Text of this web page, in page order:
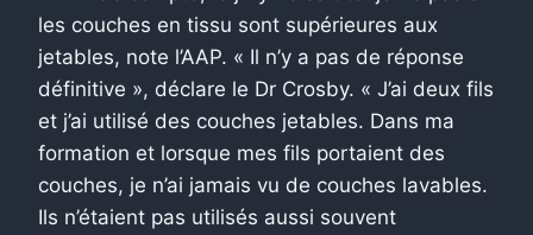
les couches en tissu sont supérieures aux
jetables, note l’AAP. « Il n’y a pas de réponse
définitive », déclare le Dr Crosby. « J’ai deux fils
et j’ai utilisé des couches jetables. Dans ma
formation et lorsque mes fils portaient des
couches, je n’ai jamais vu de couches lavables.
Ils n’étaient pas utilisés aussi souvent